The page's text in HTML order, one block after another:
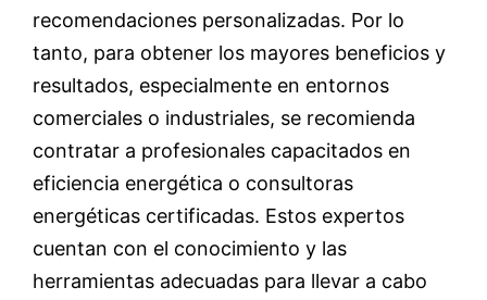
recomendaciones personalizadas. Por lo
tanto, para obtener los mayores beneficios y
resultados, especialmente en entornos
comerciales o industriales, se recomienda
contratar a profesionales capacitados en
eficiencia energética o consultoras
energéticas certificadas. Estos expertos
cuentan con el conocimiento y las
herramientas adecuadas para llevar a cabo